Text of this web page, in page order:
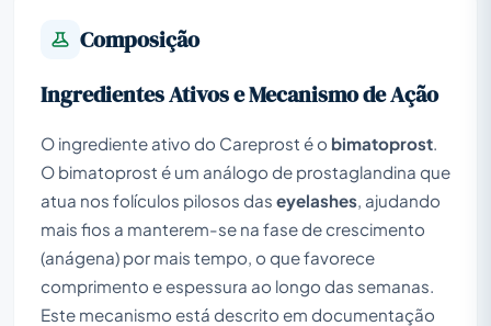
Composição
Ingredientes Ativos e Mecanismo de Ação
O ingrediente ativo do Careprost é o bimatoprost
O bimatoprost é um análogo de prostaglandina que
atua nos folículos pilosos das eyelashes , ajudando
mais fios a manterem-se na fase de crescimento
(anágena) por mais tempo, o que favorece
comprimento e espessura ao longo das semanas.
Este mecanismo está descrito em documentação